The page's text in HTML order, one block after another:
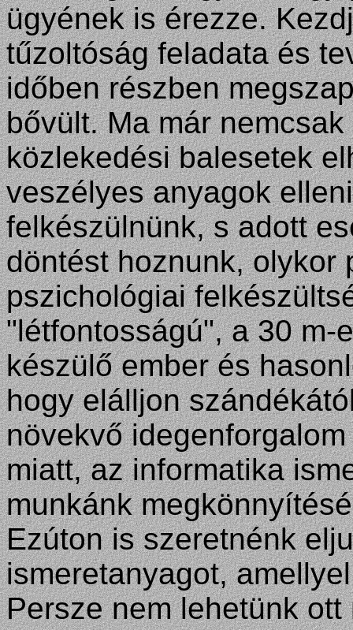
ügyének is érezze.
tűzoltóság feladata és
időben részben
bővült. Ma már
közlekedési balesetek
veszélyes anyagok
felkészülnünk, s adott
döntést hoznunk, olykor
pszichológiai
"létfontosságú", a 30 m-
készülő ember és
hogy elálljon
növekvő
miatt, az informatika
munkánk
Ezúton is szeretnénk
ismeretanyagot,
Persze nem lehetünk